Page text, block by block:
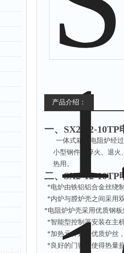
产品介绍：
一、 SX2-12-10TP
一体式箱式电阻炉经
小型钢件的淬火、退火
热用。
二、SX2-12-10TP
*电炉由铁铝铝合金丝绕
*内炉与膛炉壳之间采用
*电阻炉炉壳采用优质钢
*智能型控制器安装在主
*加热元件选用优质炉丝
*良好的门密封使得热量